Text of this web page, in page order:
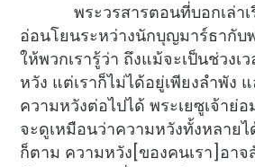
พระวรสารตอนที่บอกเล่าเรื่
อ่อนโยนระหว่างนักบุญมาร์ธากับ
ให้พวกเรารู้ว่า ถึงแม้จะเป็นช่วงเ
หวัง แต่เราก็ไม่ได้อยู่เพียงลำพัง
ความหวังต่อไปได้ พระเยซูเจ้าย่
จะดูเหมือนว่าความหวังทั้งหลาย
ก็ตาม ความหวัง[ของคนเรา]อา